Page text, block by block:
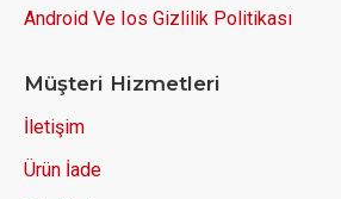
Android Ve Ios Gizlilik Politikası
Müşteri Hizmetleri
İletişim
Ürün İade